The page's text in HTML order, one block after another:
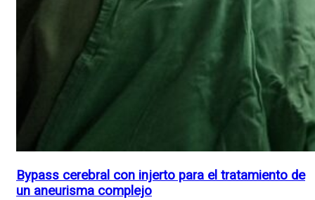
Bypass cerebral con injerto para el tratamiento de
un aneurisma complejo